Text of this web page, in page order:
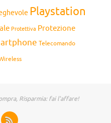
Playstation
Protettiva Protezione
Telecomando
Risparmia: fai l'affare!